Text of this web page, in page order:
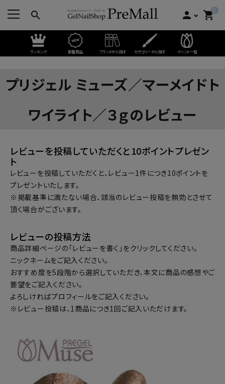
search person 0
shopping_cart
ランキング 新着商品 ブランドから探す カテゴリーから探す イベント一覧
プリジェル ミューズ／マーメイドト
ワイライト／３ｇのレビュー
レビューを投稿していただくと10ポイントプレゼン
ト
レビューを投稿していただくと、レビュー1件につき10ポイントを
プレゼントいたします。
※掲載基準に満たない場合、該当のレビュー投稿を無効とさせて
頂く場合がございます。
レビューの投稿方法
商品詳細ページの「レビューを書く」をクリックしてください。
ニックネームをご記入ください。
おすすめ度を5段階から選択していただき、本文に商品の感想やご
要望をご記入ください。
よろしければプロフィールをご記入ください。
※レビュー投稿は、1商品につき1回ご記入いただけます。